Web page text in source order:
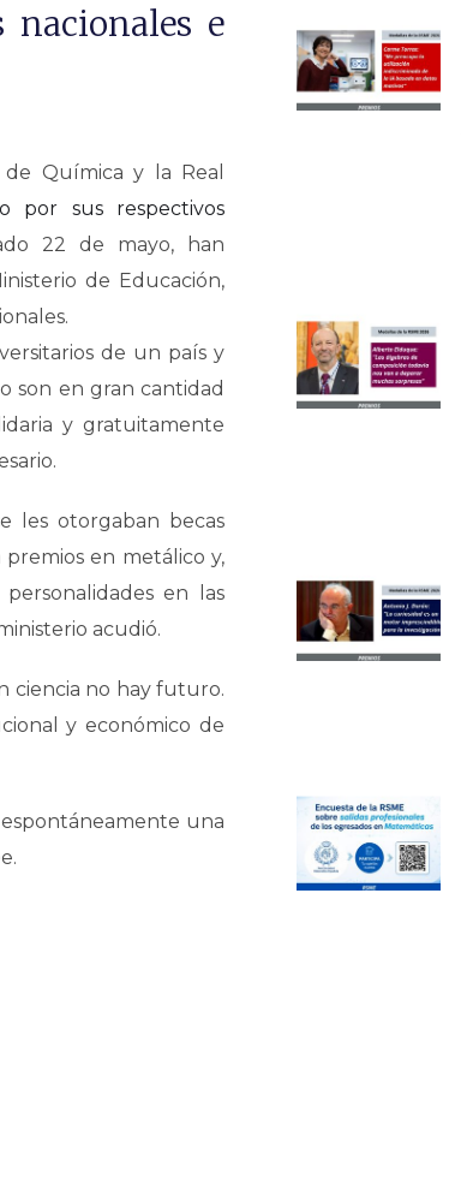
nacionales e
de Química y la Real
por sus respectivos
22 de mayo, han
de Educación,
de un país y
son en gran cantidad
y gratuitamente
les otorgaban becas
en metálico y,
en las
acudió.
ciencia no hay futuro.
y económico de
espontáneamente una